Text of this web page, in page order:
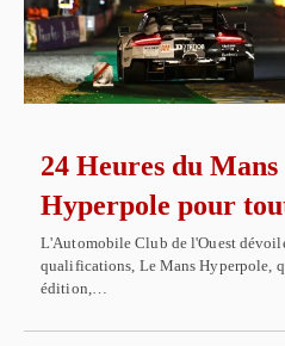
24 Heures du Mans
Hyperpole pour
L'Automobile Club de l'Ouest
qualifications, Le Mans Hyperpole,
édition,…